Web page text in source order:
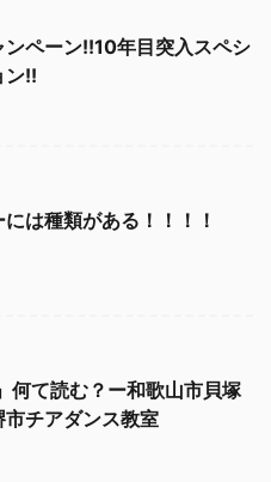
ンペーン!!10年目突入スペシ
ン!!
は種類がある！！！！
何て読む？ー和歌山市貝塚
チアダンス教室